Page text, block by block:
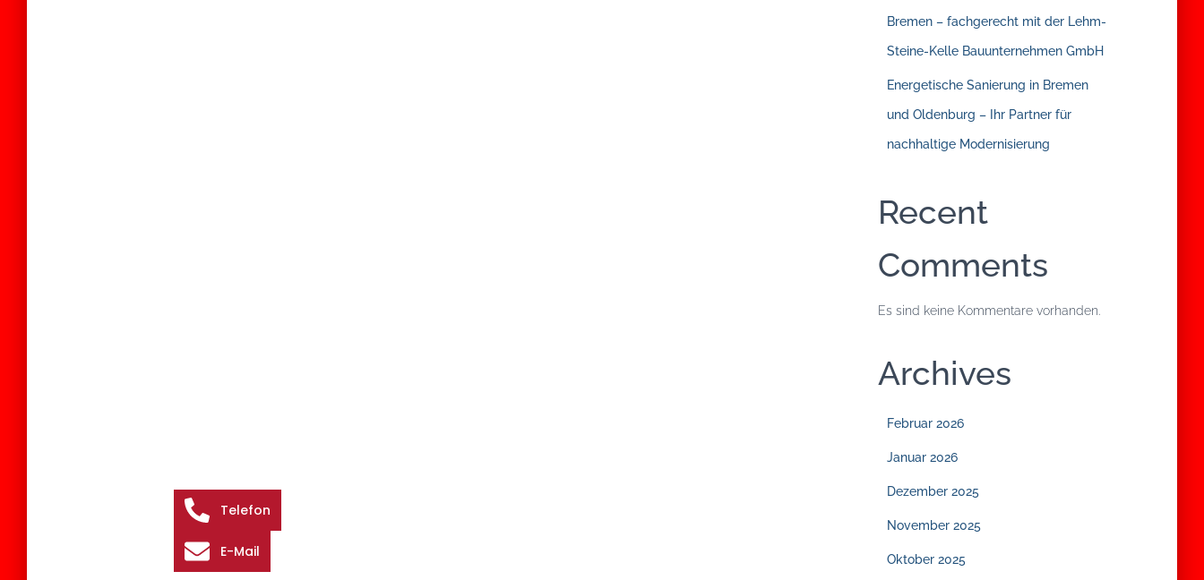
Bremen – fachgerecht mit der Lehm-
Steine-Kelle Bauunternehmen GmbH
Energetische Sanierung in Bremen
und Oldenburg – Ihr Partner für
nachhaltige Modernisierung
Recent
Comments
Es sind keine Kommentare vorhanden.
Archives
Februar 2026
Januar 2026
Dezember 2025
November 2025
Oktober 2025
Telefon
E-Mail